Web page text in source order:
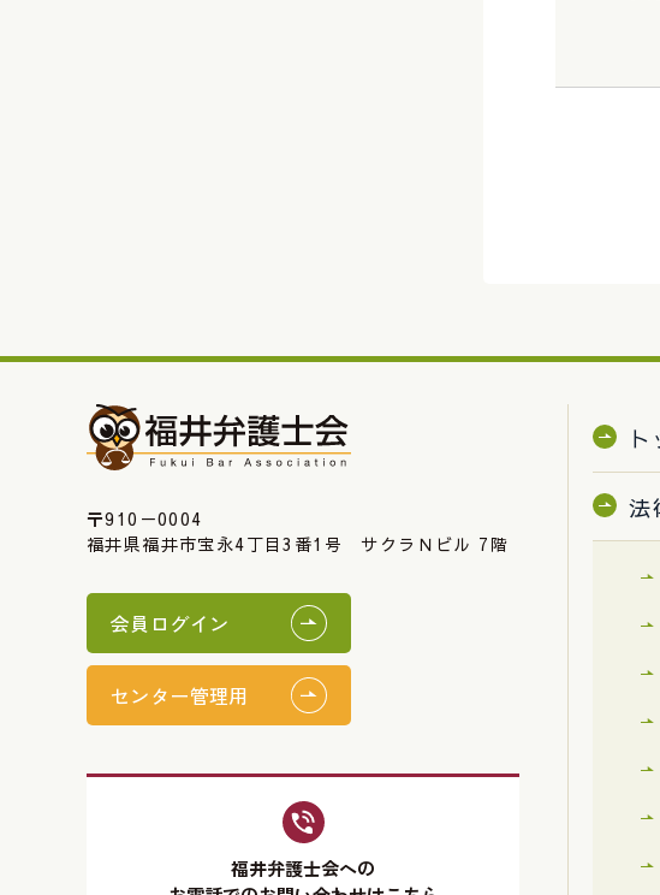
〒910－0004
福井県福井市宝永4丁目3番1号 サクラＮビル 7階
会員ログイン
センター管理用
福井弁護士会への
法